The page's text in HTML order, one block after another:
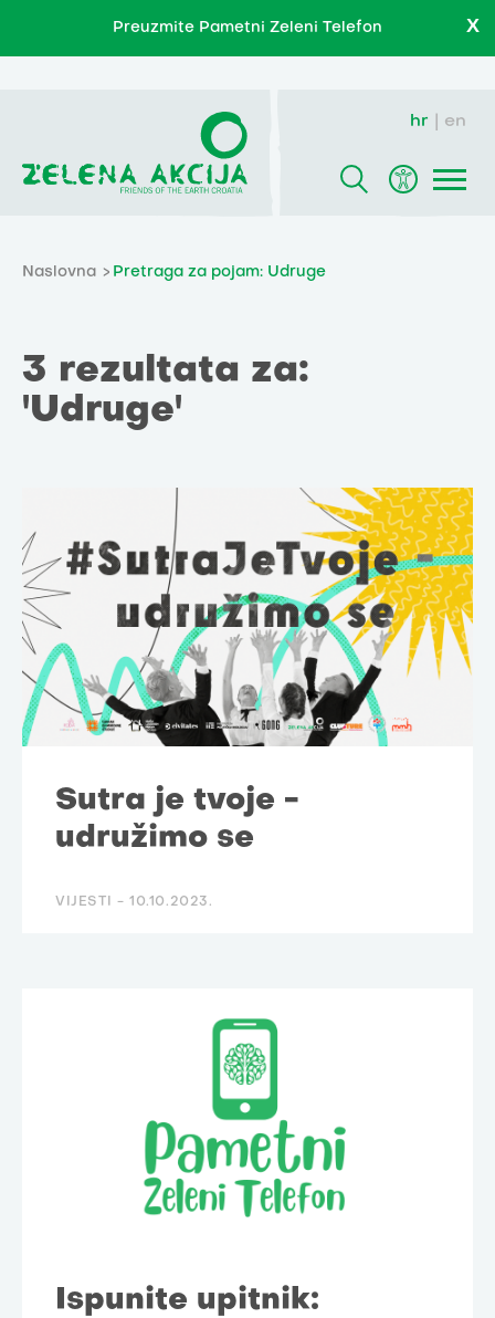
Preuzmite Pametni Zeleni Telefon X
hr en
Naslovna Pretraga za pojam: Udruge
3 rezultata za:
'Udruge'
Sutra je tvoje -
udružimo se
VIJESTI - 10.10.2023.
Ispunite upitnik: